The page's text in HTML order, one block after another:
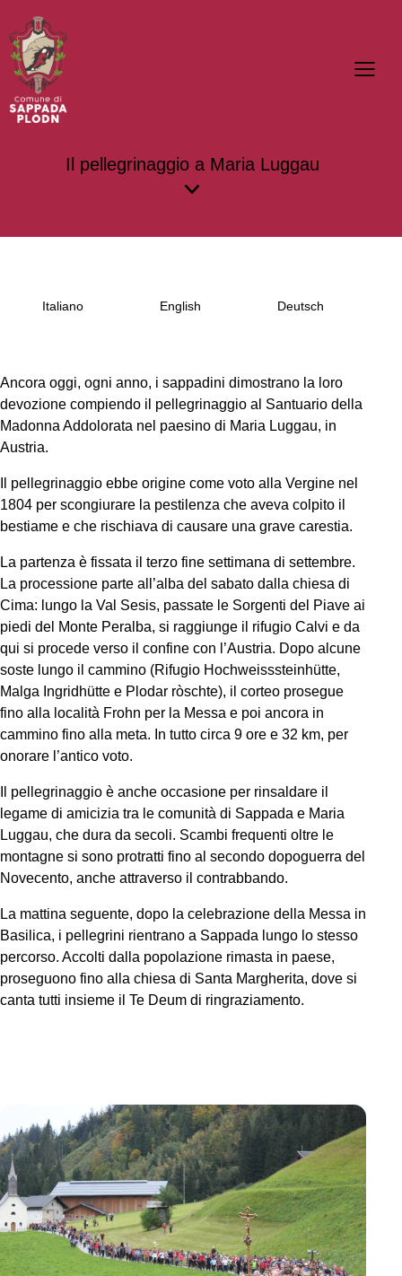
Il pellegrinaggio a Maria Luggau
Italiano English Deutsch
Ancora oggi, ogni anno, i sappadini dimostrano la loro
devozione compiendo il pellegrinaggio al Santuario della
Madonna Addolorata nel paesino di Maria Luggau, in
Austria.
Il pellegrinaggio ebbe origine come voto alla Vergine nel
1804 per scongiurare la pestilenza che aveva colpito il
bestiame e che rischiava di causare una grave carestia.
La partenza è fissata il terzo fine settimana di settembre.
La processione parte all’alba del sabato dalla chiesa di
Cima: lungo la Val Sesis, passate le Sorgenti del Piave ai
piedi del Monte Peralba, si raggiunge il rifugio Calvi e da
qui si procede verso il confine con l’Austria. Dopo alcune
soste lungo il cammino (Rifugio Hochweisssteinhütte,
Malga Ingridhütte e Plodar ròschte), il corteo prosegue
fino alla località Frohn per la Messa e poi ancora in
cammino fino alla meta. In tutto circa 9 ore e 32 km, per
onorare l’antico voto.
Il pellegrinaggio è anche occasione per rinsaldare il
legame di amicizia tra le comunità di Sappada e Maria
Luggau, che dura da secoli. Scambi frequenti oltre le
montagne si sono protratti fino al secondo dopoguerra del
Novecento, anche attraverso il contrabbando.
La mattina seguente, dopo la celebrazione della Messa in
Basilica, i pellegrini rientrano a Sappada lungo lo stesso
percorso. Accolti dalla popolazione rimasta in paese,
proseguono fino alla chiesa di Santa Margherita, dove si
canta tutti insieme il Te Deum di ringraziamento.